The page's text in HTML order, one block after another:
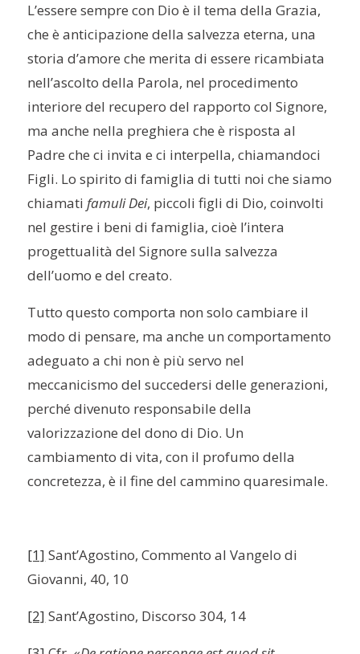
L’essere sempre con Dio è il tema della Grazia,
che è anticipazione della salvezza eterna, una
storia d’amore che merita di essere ricambiata
nell’ascolto della Parola, nel procedimento
interiore del recupero del rapporto col Signore,
ma anche nella preghiera che è risposta al
Padre che ci invita e ci interpella, chiamandoci
Figli. Lo spirito di famiglia di tutti noi che siamo
chiamatifamuli Dei, piccoli figli di Dio, coinvolti
nel gestire i beni di famiglia, cioè l’intera
progettualità del Signore sulla salvezza
dell’uomo e del creato.
Tutto questo comporta non solo cambiare il
modo di pensare, ma anche un comportamento
adeguato a chi non è più servo nel
meccanicismo del succedersi delle generazioni,
perché divenuto responsabile della
valorizzazione del dono di Dio. Un
cambiamento di vita, con il profumo della
concretezza, è il fine del cammino quaresimale.
[1] Sant’Agostino, Commento al Vangelo di
Giovanni, 40, 10
[2] Sant’Agostino, Discorso 304, 14